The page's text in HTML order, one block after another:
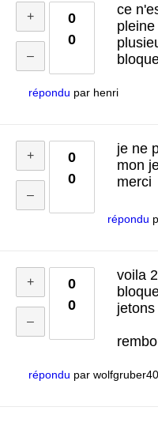
0
0
ce
répondu par henri
0
0
je ne
mon
merci
répondu
0
0
voila
répondu par